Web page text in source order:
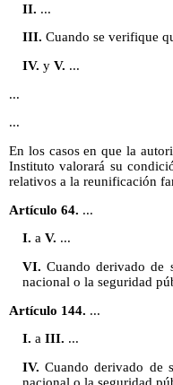
II. ...
III. Cuando se verifique
IV. y V. ...
...
...
En los casos en que la
Instituto valorará su
relativos a la reunificación
Artículo 64. ...
I. a V. ...
VI. Cuando derivado de
nacional o la seguridad
Artículo 144. ...
I. a III. ...
IV. Cuando derivado de